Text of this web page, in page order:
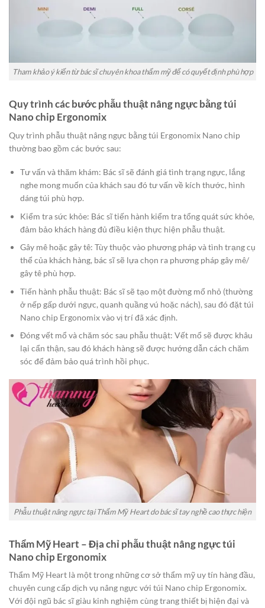
Tham khảo ý kiến từ bác sĩ chuyên khoa thẩm mỹ để có quyết định phù hợp
Quy trình các bước phẫu thuật nâng ngực bằng túi
Nano chip Ergonomix
Quy trình phẫu thuật nâng ngực bằng túi Ergonomix Nano chip
thường bao gồm các bước sau:​
Tư vấn và thăm khám: Bác sĩ sẽ đánh giá tình trạng ngực, lắng
nghe mong muốn của khách sau đó tư vấn về kích thước, hình
dáng túi phù hợp.​
Kiểm tra sức khỏe: Bác sĩ tiến hành kiểm tra tổng quát sức khỏe,
đảm bảo khách hàng đủ điều kiện thực hiện phẫu thuật.​
Gây mê hoặc gây tê: Tùy thuộc vào phương pháp và tình trạng cụ
thể của khách hàng, bác sĩ sẽ lựa chọn ra phương pháp gây mê/
gây tê phù hợp.​
Tiến hành phẫu thuật: Bác sĩ sẽ tạo một đường mổ nhỏ (thường
ở nếp gấp dưới ngực, quanh quầng vú hoặc nách), sau đó đặt túi
Nano chip Ergonomix vào vị trí đã xác định.​
Đóng vết mổ và chăm sóc sau phẫu thuật: Vết mổ sẽ được khâu
lại cẩn thận, sau đó khách hàng sẽ được hướng dẫn cách chăm
sóc để đảm bảo quá trình hồi phục.
Phẫu thuật nâng ngực tại Thẩm Mỹ Heart do bác sĩ tay nghề cao thực hiện
Thẩm Mỹ Heart – Địa chỉ phẫu thuật nâng ngực túi
Nano chip Ergonomix
Thẩm Mỹ Heart là một trong những cơ sở thẩm mỹ uy tín hàng đầu,
chuyên cung cấp dịch vụ nâng ngực với túi Nano chip Ergonomix.
Với đội ngũ bác sĩ giàu kinh nghiệm cùng trang thiết bị hiện đại và